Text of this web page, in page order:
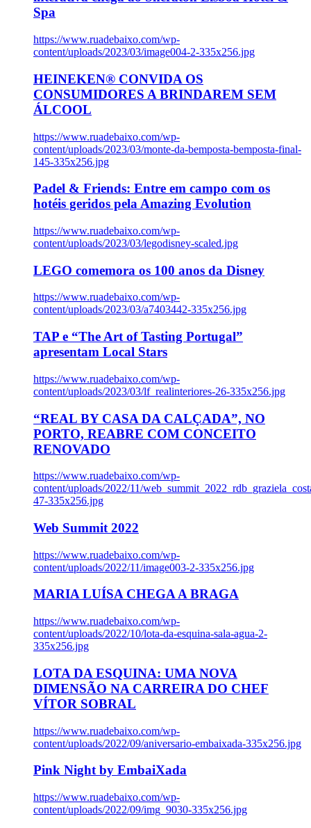
Spa
https://www.ruadebaixo.com/wp-
content/uploads/2023/03/image004-2-335x256.jpg
HEINEKEN® CONVIDA OS
CONSUMIDORES A BRINDAREM SEM
ÁLCOOL
https://www.ruadebaixo.com/wp-
content/uploads/2023/03/monte-da-bemposta-bemposta-final-
145-335x256.jpg
Padel & Friends: Entre em campo com os
hotéis geridos pela Amazing Evolution
https://www.ruadebaixo.com/wp-
content/uploads/2023/03/legodisney-scaled.jpg
LEGO comemora os 100 anos da Disney
https://www.ruadebaixo.com/wp-
content/uploads/2023/03/a7403442-335x256.jpg
TAP e “The Art of Tasting Portugal”
apresentam Local Stars
https://www.ruadebaixo.com/wp-
content/uploads/2023/03/lf_realinteriores-26-335x256.jpg
“REAL BY CASA DA CALÇADA”, NO
PORTO, REABRE COM CONCEITO
RENOVADO
https://www.ruadebaixo.com/wp-
content/uploads/2022/11/
47-335x256.jpg
Web Summit 2022
https://www.ruadebaixo.com/wp-
content/uploads/2022/11/image003-2-335x256.jpg
MARIA LUÍSA CHEGA A BRAGA
https://www.ruadebaixo.com/wp-
content/uploads/2022/10/lota-da-esquina-sala-agua-2-
335x256.jpg
LOTA DA ESQUINA: UMA NOVA
DIMENSÃO NA CARREIRA DO CHEF
VÍTOR SOBRAL
https://www.ruadebaixo.com/wp-
content/uploads/2022/09/aniversario-embaixada-335x256.jpg
Pink Night by EmbaiXada
https://www.ruadebaixo.com/wp-
content/uploads/2022/09/img_9030-335x256.jpg